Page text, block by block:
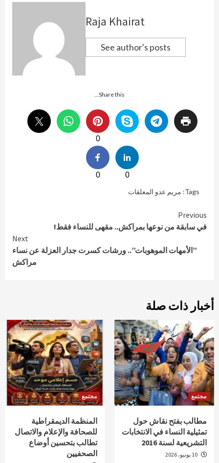
Raja Khairat
See author's posts
Share this...
0
0
0
Tags: مريم عدو المعلقات
Continue
Reading
Previous
في سابقة من نوعها بمراكش.. مقهى للنساء فقط!
Next
‫”‬الأمهات الموهوبات”.. ورشات كسرت جدار العزلة عن نساء
مراكش
أخبار ذات صلة
مجتمع
مطالب بفتح نقاش حول
تمثيلية النساء في الانتخابات
التشريعية لسنة 2016
مجتمع
المنظمة الديمقراطية
للصحافة والإعلام والاتصال
تطالب بتحسين أوضاع
الصحفيين